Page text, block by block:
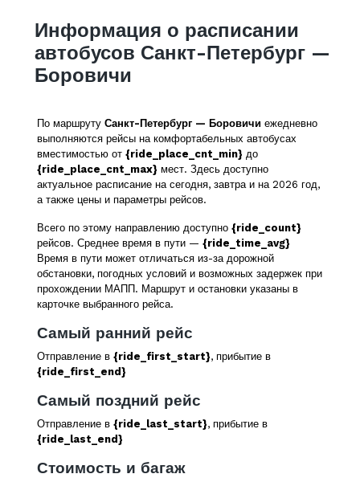
Информация о расписании
автобусов Санкт-Петербург —
Боровичи
По маршруту Санкт-Петербург — Боровичи ежедневно
выполняются рейсы на комфортабельных автобусах
вместимостью от {ride_place_cnt_min} до
{ride_place_cnt_max} мест. Здесь доступно
актуальное расписание на сегодня, завтра и на 2026 год,
а также цены и параметры рейсов.
Всего по этому направлению доступно {ride_count}
рейсов. Среднее время в пути — {ride_time_avg}
Время в пути может отличаться из-за дорожной
обстановки, погодных условий и возможных задержек при
прохождении МАПП. Маршрут и остановки указаны в
карточке выбранного рейса.
Самый ранний рейс
Отправление в {ride_first_start}, прибытие в
{ride_first_end}
Самый поздний рейс
Отправление в {ride_last_start}, прибытие в
{ride_last_end}
Стоимость и багаж